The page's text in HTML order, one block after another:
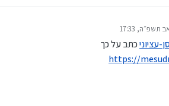
תשפ״ה, 17:33
לאחרונה על ידי
עציוניכתב על כך
https://